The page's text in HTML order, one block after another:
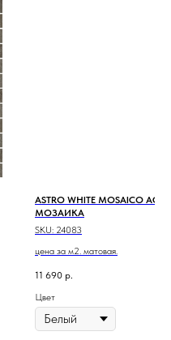
ASTRO WHITE MOSAICO
МОЗАИКА
SKU: 24083
цена за м2. матовая.
11 690 р.
Цвет